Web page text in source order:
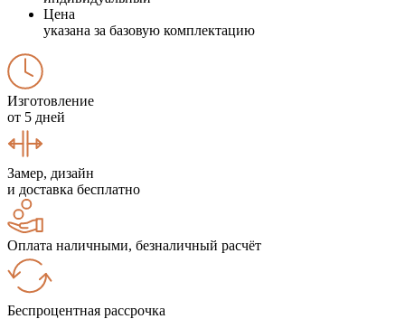
Цена
указана за базовую комплектацию
Изготовление
от 5 дней
Замер, дизайн
и доставка бесплатно
Оплата наличными, безналичный расчёт
Беспроцентная рассрочка